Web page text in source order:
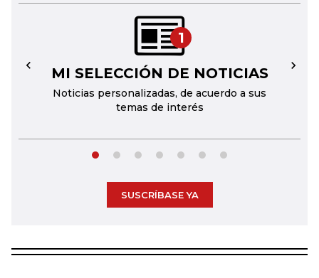
1
MI SELECCIÓN DE NOTICIAS
Noticias personalizadas, de acuerdo a sus
temas de interés
← →
SUSCRÍBASE YA